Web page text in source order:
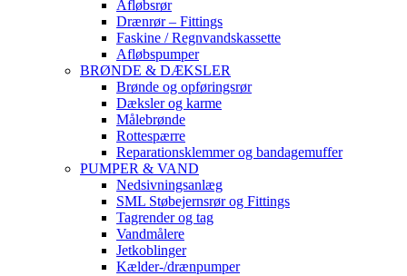
Afløbsrør
Drænrør – Fittings
Faskine / Regnvandskassette
Afløbspumper
BRØNDE & DÆKSLER
Brønde og opføringsrør
Dæksler og karme
Målebrønde
Rottespærre
Reparationsklemmer og bandagemuffer
PUMPER & VAND
Nedsivningsanlæg
SML Støbejernsrør og Fittings
Tagrender og tag
Vandmålere
Jetkoblinger
Kælder-/drænpumper